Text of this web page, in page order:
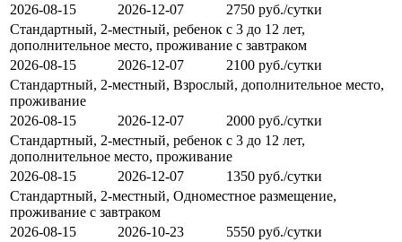
2026-08-15
2026-12-07
2750 руб./сутки
Стандартный, 2-местный, ребенок с 3 до 12 лет,
дополнительное место, проживание с завтраком
2026-08-15
2026-12-07
2100 руб./сутки
Стандартный, 2-местный, Взрослый, дополнительное место,
проживание
2026-08-15
2026-12-07
2000 руб./сутки
Стандартный, 2-местный, ребенок с 3 до 12 лет,
дополнительное место, проживание
2026-08-15
2026-12-07
1350 руб./сутки
Стандартный, 2-местный, Одноместное размещение,
проживание с завтраком
2026-08-15
2026-10-23
5550 руб./сутки